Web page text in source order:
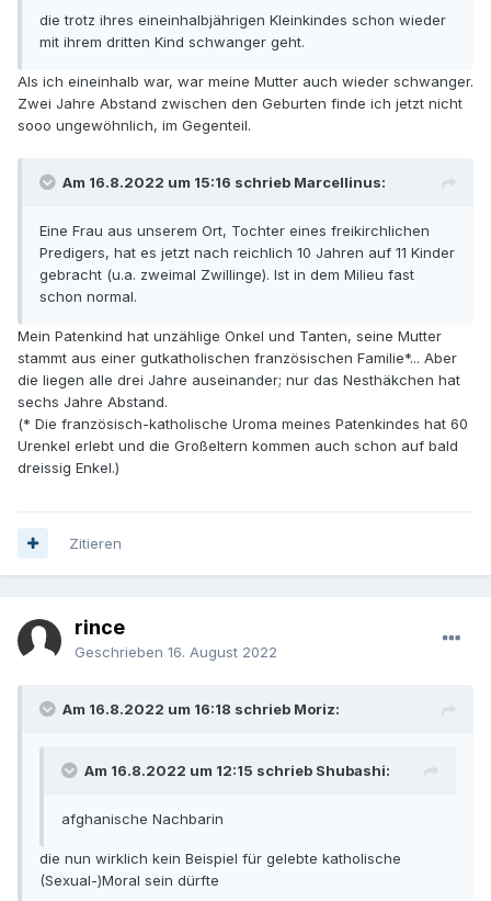
die trotz ihres eineinhalbjährigen Kleinkindes schon wieder
mit ihrem dritten Kind schwanger geht.
Als ich eineinhalb war, war meine Mutter auch wieder schwanger.
Zwei Jahre Abstand zwischen den Geburten finde ich jetzt nicht
sooo ungewöhnlich, im Gegenteil.
Am 16.8.2022 um 15:16 schrieb Marcellinus:
Eine Frau aus unserem Ort, Tochter eines freikirchlichen
Predigers, hat es jetzt nach reichlich 10 Jahren auf 11 Kinder
gebracht (u.a. zweimal Zwillinge). Ist in dem Milieu fast
schon normal.
Mein Patenkind hat unzählige Onkel und Tanten, seine Mutter
stammt aus einer gutkatholischen französischen Familie*... Aber
die liegen alle drei Jahre auseinander; nur das Nesthäkchen hat
sechs Jahre Abstand.
(* Die französisch-katholische Uroma meines Patenkindes hat 60
Urenkel erlebt und die Großeltern kommen auch schon auf bald
dreissig Enkel.)
Zitieren
rince
Geschrieben 16. August 2022
Am 16.8.2022 um 16:18 schrieb Moriz:
Am 16.8.2022 um 12:15 schrieb Shubashi:
afghanische Nachbarin
die nun wirklich kein Beispiel für gelebte katholische
(Sexual-)Moral sein dürfte